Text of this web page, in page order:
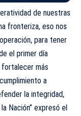
de nuestras
fronteriza, eso nos
para tener
el primer día
fortalecer más
a
la integridad,
Nación” expresó el